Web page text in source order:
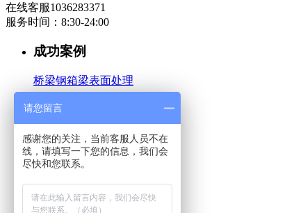
在线客服1036283371
服务时间：8:30-24:00
成功案例
桥梁钢箱梁表面处理
汽车工业
有色金属表面处理
机械重工行业
关于公司
请您留言
感谢您的关注，当前客服人员不在
线，请填写一下您的信息，我们会
尽快和您联系。